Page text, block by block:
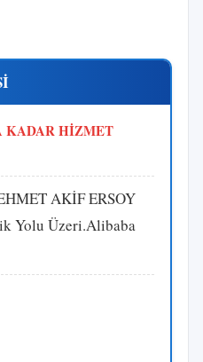
KADAR HİZMET
AKİF ERSOY
Yolu Üzeri.Alibaba